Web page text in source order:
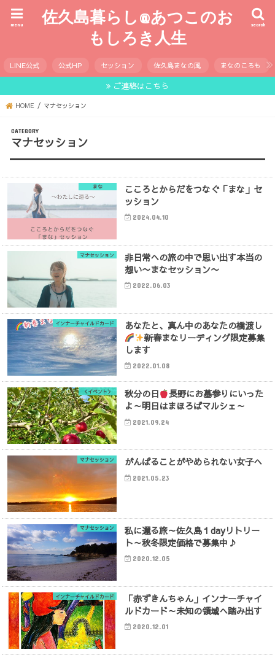
佐久島暮らし@あつこのお
もしろき人生
search
menu
LINE公式 公式HP セッション 佐久島まなの風 まなのころも
ご連絡はこちら
HOME マナセッション
マナセッション
まな
こころとからだをつなぐ「まな」セ
ッション
2024.04.10
マナセッション
非日常への旅の中で思い出す本当の
想い〜まなセッション〜
2022.06.03
インナーチャイルドカード
あなたと、真ん中のあなたの橋渡し
新春まなリーディング限定募集
します
2022.01.08
＜イベント＞ 秋分の日
長野にお墓参りにいった
よ～明日はまほろばマルシェ～
2021.09.24
マナセッション がんばることがやめられない女子へ
2021.05.23
マナセッション
私に還る旅～佐久島１dayリトリー
ト～秋冬限定価格で募集中♪
2020.12.05
インナーチャイルドカード
「赤ずきんちゃん」インナーチャイ
ルドカード～未知の領域へ踏み出す
2020.12.01